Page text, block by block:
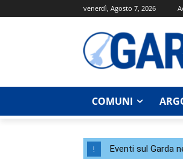
venerdì, Agosto 7, 2026
COMUNI
! Eventi sul Garda